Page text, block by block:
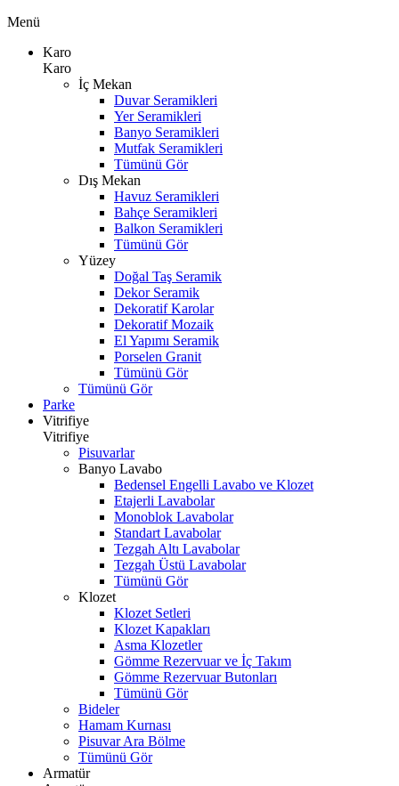
Menü
Karo
Karo
İç Mekan
Duvar Seramikleri
Yer Seramikleri
Banyo Seramikleri
Mutfak Seramikleri
Tümünü Gör
Dış Mekan
Havuz Seramikleri
Bahçe Seramikleri
Balkon Seramikleri
Tümünü Gör
Yüzey
Doğal Taş Seramik
Dekor Seramik
Dekoratif Karolar
Dekoratif Mozaik
El Yapımı Seramik
Porselen Granit
Tümünü Gör
Tümünü Gör
Parke
Vitrifiye
Vitrifiye
Pisuvarlar
Banyo Lavabo
Bedensel Engelli Lavabo ve Klozet
Etajerli Lavabolar
Monoblok Lavabolar
Standart Lavabolar
Tezgah Altı Lavabolar
Tezgah Üstü Lavabolar
Tümünü Gör
Klozet
Klozet Setleri
Klozet Kapakları
Asma Klozetler
Gömme Rezervuar ve İç Takım
Gömme Rezervuar Butonları
Tümünü Gör
Bideler
Hamam Kurnası
Pisuvar Ara Bölme
Tümünü Gör
Armatür